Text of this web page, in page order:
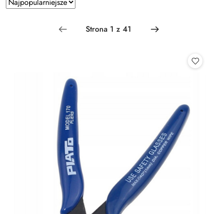
sortowanie:
Najpopularniejsze.
według